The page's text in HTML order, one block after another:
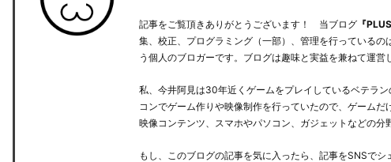
記事をご覧頂きありがとうございます！ 当ブログ『
集、校正、プログラミング（一部）、管理を行っているの
う個人のブロガーです。ブログは趣味と実益を兼ねて運営
私、今井阿見は30年近くゲームをプレイしているベテラ
コンでゲーム作りや映像制作を行っていたので、ゲームだ
映像コンテンツ、スマホやパソコン、ガジェットなどの分
もし、このブログの記事を気に入ったら、記事をSNSでシ